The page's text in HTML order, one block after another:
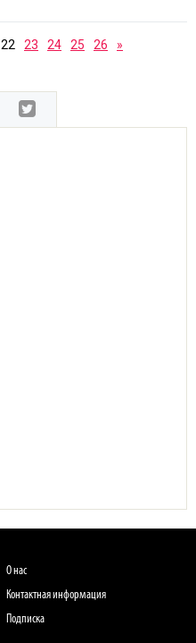
22 23 24 25 26 »
О нас
Контактная информация
Подписка